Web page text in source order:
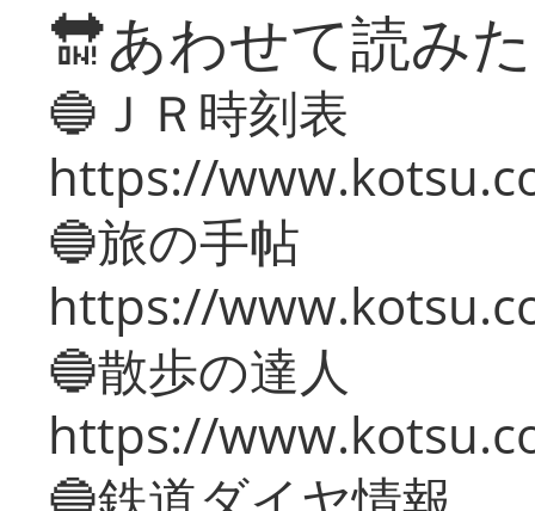
🔛あわせて読み
🔵ＪＲ時刻表
https://
🔵旅の手帖
https://
🔵散歩の達人
https://